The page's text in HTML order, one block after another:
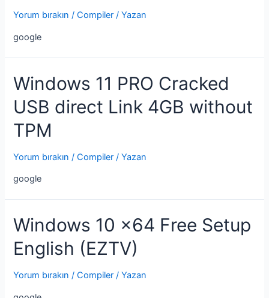
Yorum bırakın /Compiler / Yazan
google
Windows 11 PRO Cracked
USB direct Link 4GB without
TPM
Yorum bırakın /Compiler / Yazan
google
Windows 10 x64 Free Setup
English (EZTV)
Yorum bırakın /Compiler / Yazan